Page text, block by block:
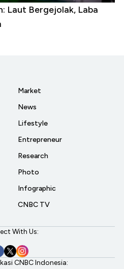
Laut Bergejolak, Laba
Market
News
Lifestyle
Entrepreneur
Research
Photo
Infographic
CNBC TV
With Us:
CNBC Indonesia: